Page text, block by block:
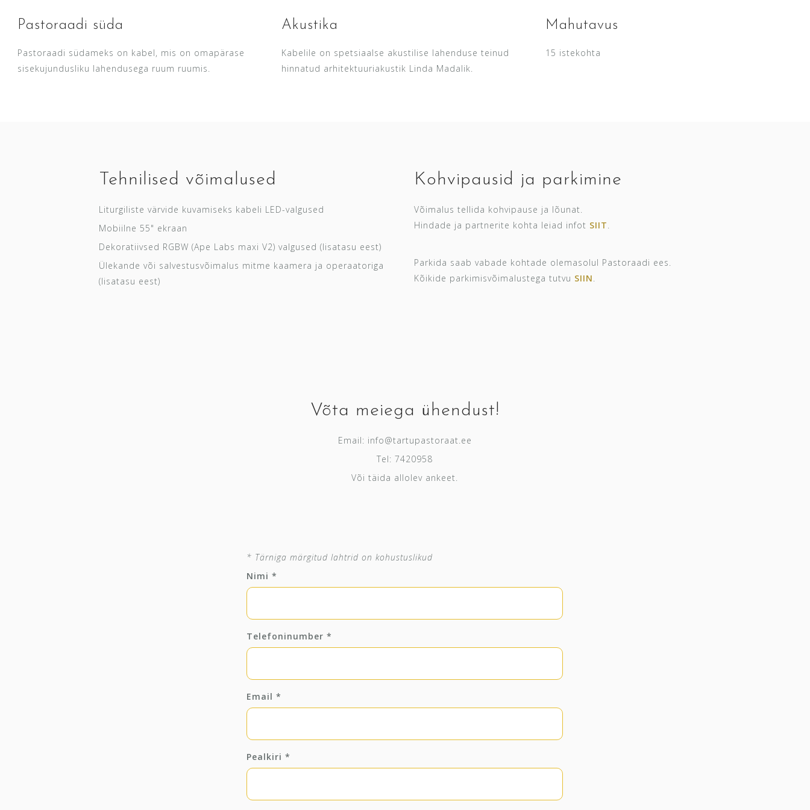
Pastoraadi süda
Pastoraadi südameks on kabel, mis on omapärase
sisekujundusliku lahendusega ruum ruumis.
Akustika
Kabelile on spetsiaalse akustilise lahenduse teinud
hinnatud arhitektuuriakustik Linda Madalik.
Mahutavus
15 istekohta
Tehnilised võimalused
Liturgiliste värvide kuvamiseks kabeli LED-valgused
Mobiilne 55" ekraan
Dekoratiivsed RGBW (Ape Labs maxi V2) valgused (lisatasu eest)
Ülekande või salvestusvõimalus mitme kaamera ja operaatoriga
(lisatasu eest)
Kohvipausid ja parkimine
Võimalus tellida kohvipause ja lõunat.
Hindade ja partnerite kohta leiad infot SIIT.
Parkida saab vabade kohtade olemasolul Pastoraadi ees.
Kõikide parkimisvõimalustega tutvu SIIN.
Võta meiega ühendust!
Email: info@tartupastoraat.ee
Tel: 7420958
Või täida allolev ankeet.
* Tärniga märgitud lahtrid on kohustuslikud
Nimi *
Telefoninumber *
Email *
Pealkiri *